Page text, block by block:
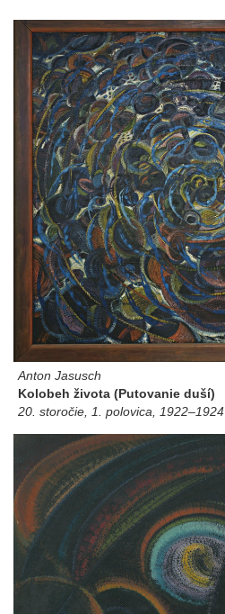
Anton Jasusch
Kolobeh života (Putovanie duší)
20. storočie, 1. polovica, 1922–1924